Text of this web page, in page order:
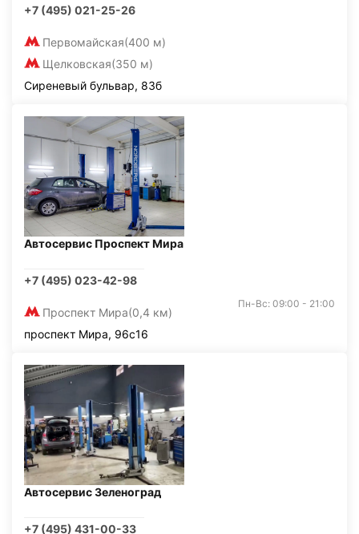
+7 (495) 021-25-26
Первомайская(400 м)
Щелковская(350 м)
Сиреневый бульвар, 83б
Автосервис Проспект Мира
+7 (495) 023-42-98
Проспект Мира(0,4 км)
Пн-Вс: 09:00 - 21:00
проспект Мира, 96с16
Автосервис Зеленоград
+7 (495) 431-00-33